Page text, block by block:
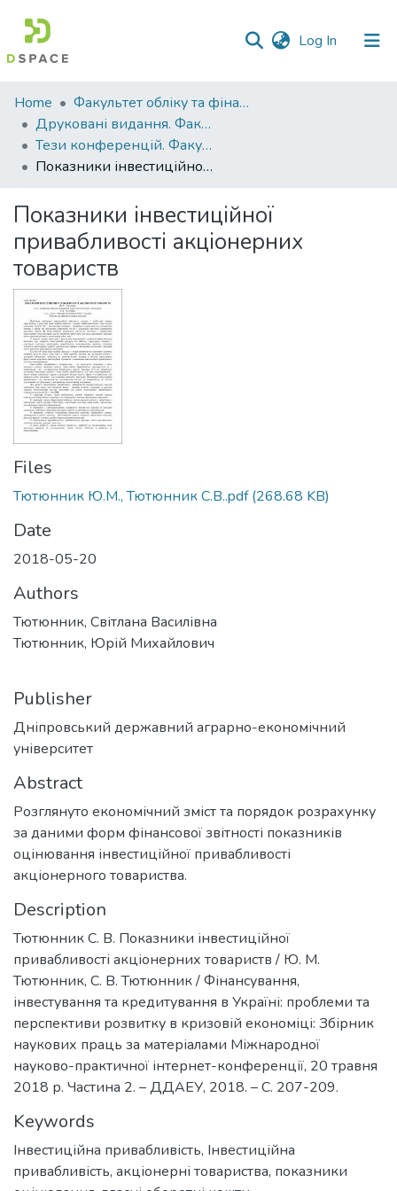
Log In (current)
Communities
&
Collections
Statistics
Home
Факультет обліку та фінансів
Друковані видання. Факультет обліку та фінансів
Тези конференцій. Факультет обліку та фінансів
Показники інвестиційної привабливості акціонерних товариств
Показники інвестиційної
привабливості акціонерних
товариств
Files
Тютюнник Ю.М., Тютюнник С.В..pdf(268.68 KB)
Date
2018-05-20
Authors
Тютюнник, Світлана Василівна
Тютюнник, Юрій Михайлович
Publisher
Дніпровський державний аграрно-економічний
університет
Abstract
Розглянуто економічний зміст та порядок розрахунку
за даними форм фінансової звітності показників
оцінювання інвестиційної привабливості
акціонерного товариства.
Description
Тютюнник С. В. Показники інвестиційної
привабливості акціонерних товариств / Ю. М.
Тютюнник, С. В. Тютюнник / Фінансування,
інвестування та кредитування в Україні: проблеми та
перспективи розвитку в кризовій економіці: Збірник
наукових праць за матеріалами Міжнародної
науково-практичної інтернет-конференції, 20 травня
2018 р. Частина 2. – ДДАЕУ, 2018. – С. 207-209.
Keywords
Інвестиційна привабливість, Інвестиційна
привабливість, акціонерні товариства, показники